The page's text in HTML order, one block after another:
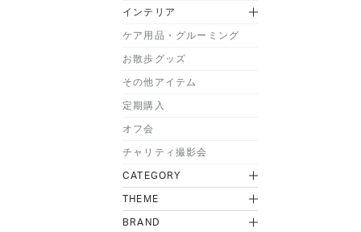
インテリア
ケア用品・グルーミング
お散歩グッズ
その他アイテム
定期購入
オフ会
チャリティ撮影会
CATEGORY
THEME
BRAND